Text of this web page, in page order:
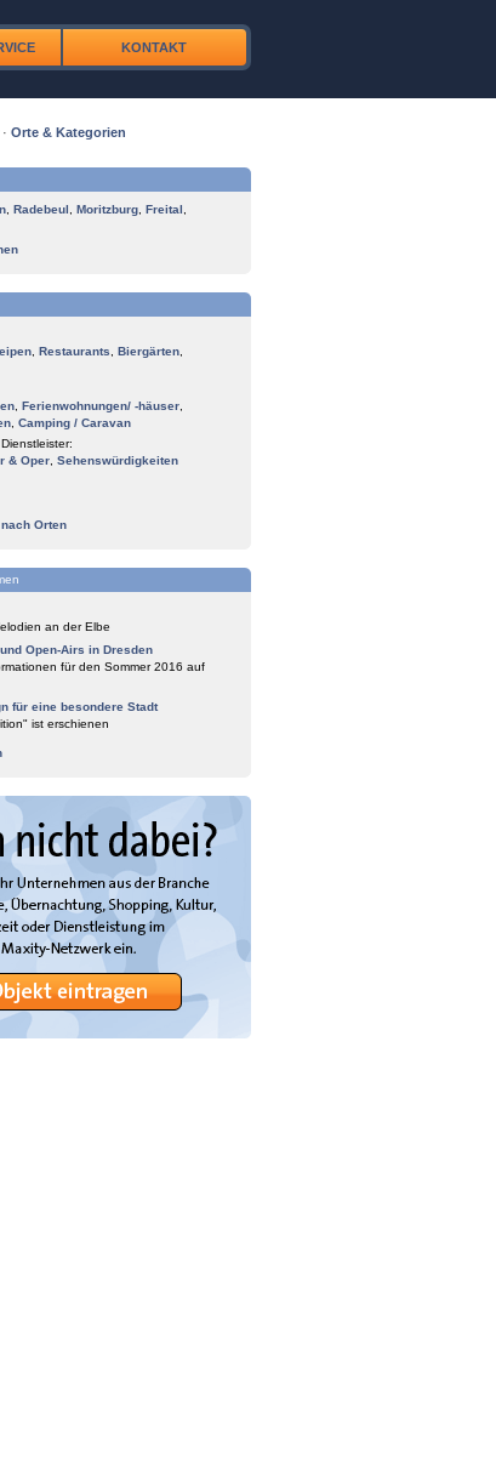
KONTAKT
· Orte & Kategorien
Radebeul Moritzburg Freital
Restaurants Biergärten
Ferienwohnungen/ -häuser
Camping / Caravan
& Oper Sehenswürdigkeiten
Orten
an der Elbe
Open-Airs in Dresden
für den Sommer 2016 auf
für eine besondere Stadt
ist erschienen